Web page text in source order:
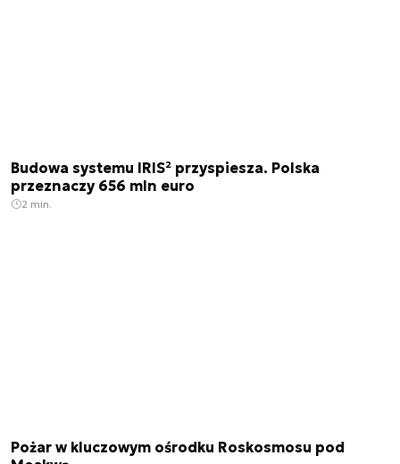
Budowa systemu IRIS² przyspiesza. Polska
przeznaczy 656 mln euro
2 min.
Pożar w kluczowym ośrodku Roskosmosu pod